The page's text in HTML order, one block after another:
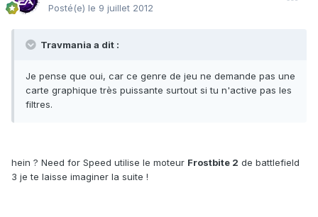
Posté(e) le 9 juillet 2012
Travmania a dit :
Je pense que oui, car ce genre de jeu ne demande pas une
carte graphique très puissante surtout si tu n'active pas les
filtres.
hein ? Need for Speed utilise le moteur Frostbite 2 de battlefield
3 je te laisse imaginer la suite !